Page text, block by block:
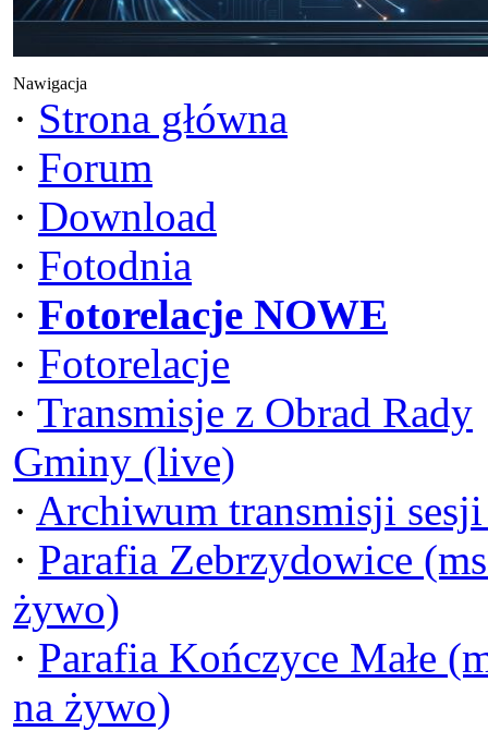
Nawigacja
· Strona główna
· Forum
· Download
· Fotodnia
· Fotorelacje NOWE
· Fotorelacje
· Transmisje z Obrad Rady
Gminy (live)
· Archiwum transmisji
· Parafia Zebrzydowice
żywo)
· Parafia Kończyce Małe
na żywo)